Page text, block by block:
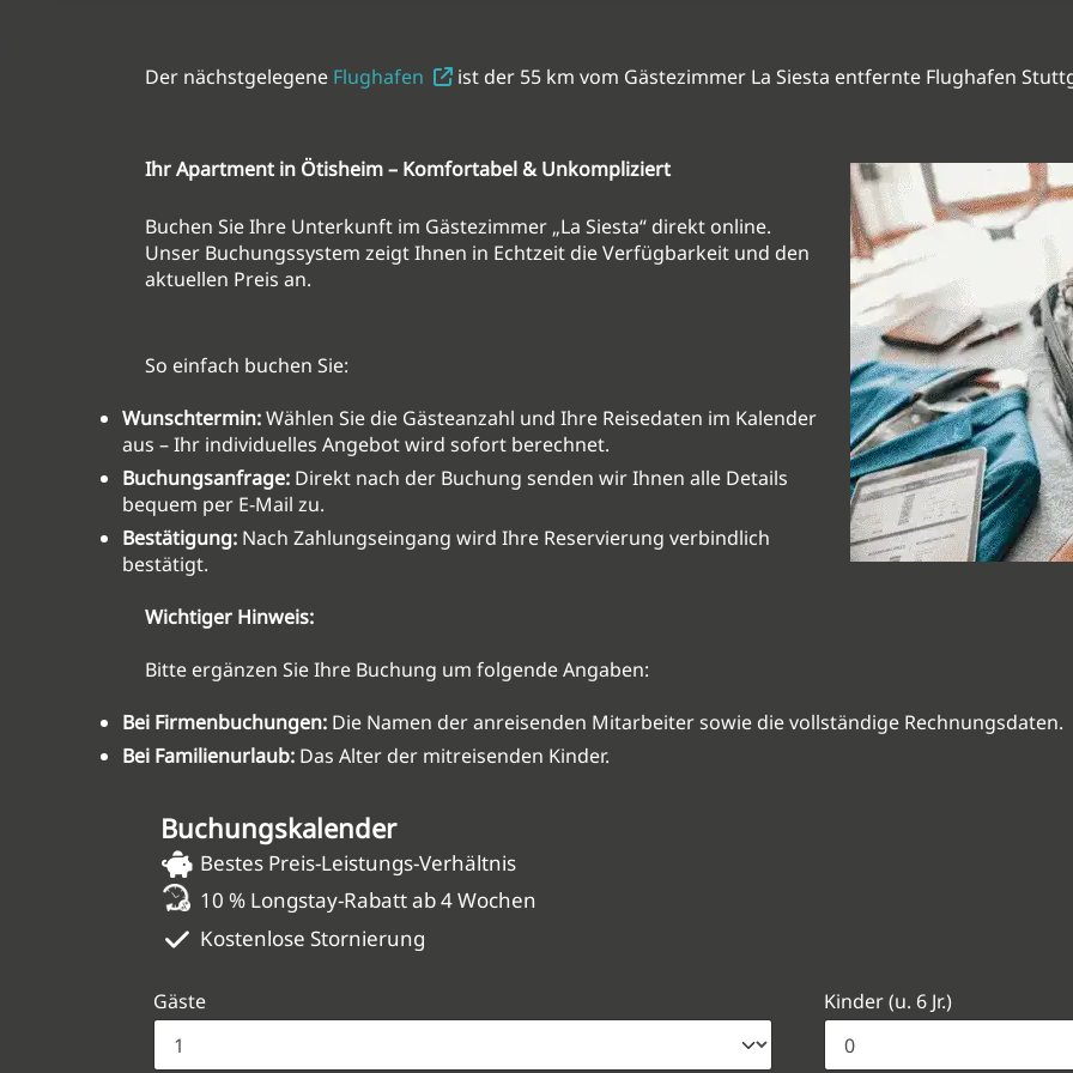
Der nächstgelegene Flughafen ist der 55 km vom Gästezimmer La Siesta entfernte Flughafen
Ihr Apartment in Ötisheim– Komfortabel & Unkompliziert
Buchen Sie Ihre Unterkunftim Gästezimmer „La Siesta“ direkt online.
Unser Buchungssystem zeigt Ihnen in Echtzeit die Verfügbarkeit und den
aktuellen Preis an.
So einfach buchen Sie:
Wunschtermin:Wählen Sie die Gästeanzahl und Ihre Reisedaten im Kalender
aus – Ihr individuelles Angebot wird sofort berechnet.
Buchungsanfrage: Direkt nach der Buchung senden wir Ihnen alle Details
bequem per E-Mail zu.
Bestätigung: Nach Zahlungseingang wird Ihre Reservierung verbindlich
bestätigt.
Wichtiger Hinweis:
Bitte ergänzen Sie Ihre Buchung um folgende Angaben:
Bei Firmenbuchungen: Die Namen der anreisenden Mitarbeiter sowie die vollständige Rechnungsdaten.
Bei Familienurlaub: Das Alter der mitreisenden Kinder.
Buchungskalender
Bestes Preis-Leistungs-Verhältnis
10 % Longstay-Rabatt ab 4 Wochen
Kostenlose Stornierung
Gäste Kinder (u. 6 Jr.)